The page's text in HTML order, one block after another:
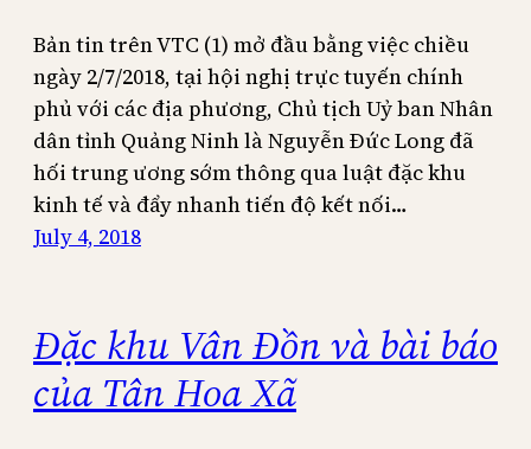
Bản tin trên VTC (1) mở đầu bằng việc chiều
ngày 2/7/2018, tại hội nghị trực tuyến chính
phủ với các địa phương, Chủ tịch Uỷ ban Nhân
dân tỉnh Quảng Ninh là Nguyễn Đức Long đã
hối trung ương sớm thông qua luật đặc khu
kinh tế và đẩy nhanh tiến độ kết nối…
July 4, 2018
Đặc khu Vân Đồn và bài báo
của Tân Hoa Xã